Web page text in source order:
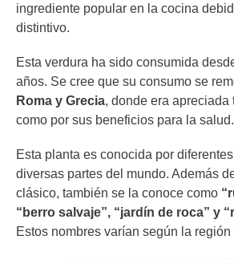
ingrediente popular en la cocina
distintivo.
Esta verdura ha sido consumida
años. Se cree que su consumo se
Roma y Grecia, donde era apreciada
como por sus beneficios para la salud.
Esta planta es conocida por
diversas partes del mundo. Además
clásico, también se la conoce como
“berro salvaje”, “jardín de roca” y
Estos nombres varían según la región